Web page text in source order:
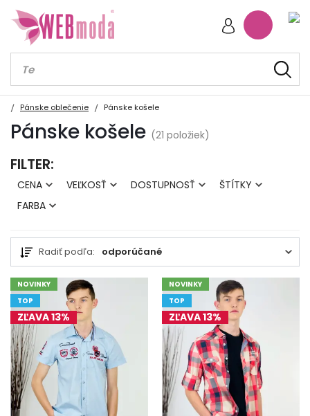
Pánske oblečenie Pánske košele
Pánske košele (21 položiek)
FILTER:
CENA VEĽKOSŤ DOSTUPNOSŤ
ŠTÍTKY
FARBA
Radiť podľa: odporúčané
NOVINKY
TOP
ZĽAVA 13%
NOVINKY
TOP
ZĽAVA 13%